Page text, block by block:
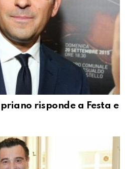
risponde a Festa e